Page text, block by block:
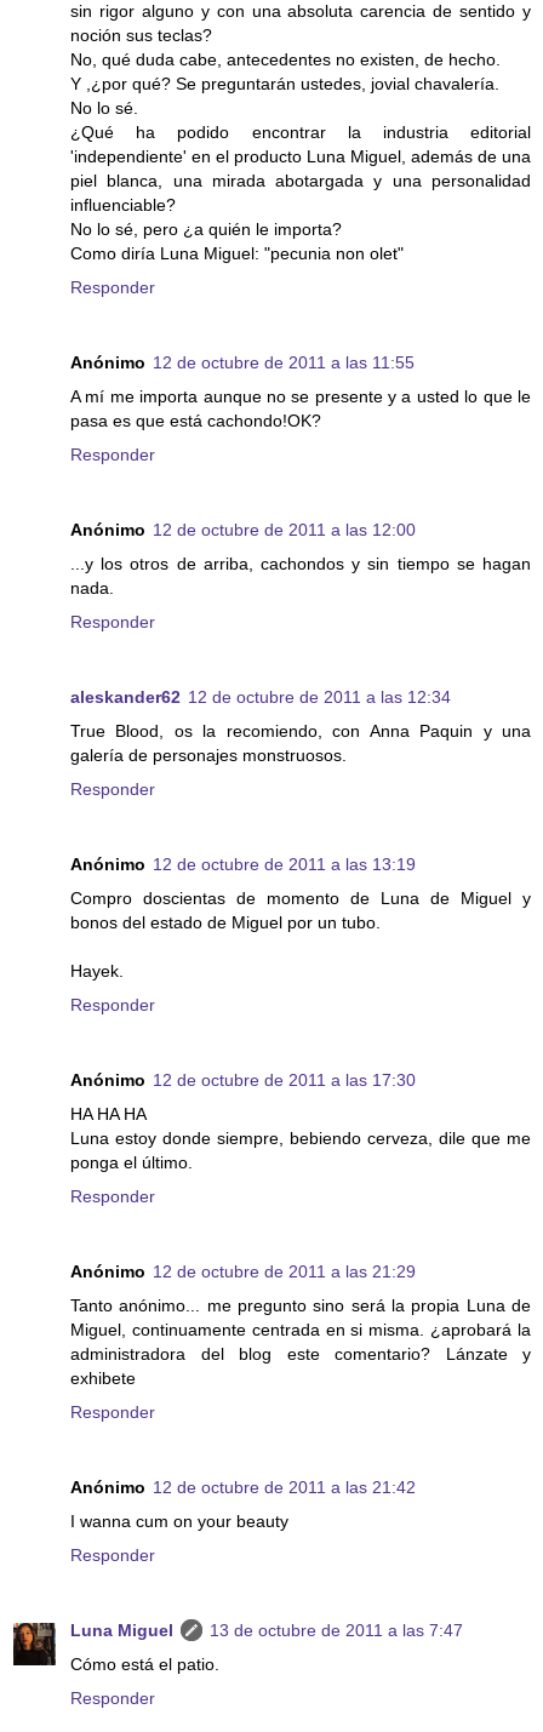
sin rigor alguno y con una absoluta carencia de sentido y
noción sus teclas?
No, qué duda cabe, antecedentes no existen, de hecho.
Y ,¿por qué? Se preguntarán ustedes, jovial chavalería.
No lo sé.
¿Qué ha podido encontrar la industria editorial
'independiente' en el producto Luna Miguel, además de una
piel blanca, una mirada abotargada y una personalidad
influenciable?
No lo sé, pero ¿a quién le importa?
Como diría Luna Miguel: "pecunia non olet"
Responder
Anónimo 12 de octubre de 2011 a las 11:55
A mí me importa aunque no se presente y a usted lo que le
pasa es que está cachondo!OK?
Responder
Anónimo 12 de octubre de 2011 a las 12:00
...y los otros de arriba, cachondos y sin tiempo se hagan
nada.
Responder
aleskander62 12 de octubre de 2011 a las 12:34
True Blood, os la recomiendo, con Anna Paquin y una
galería de personajes monstruosos.
Responder
Anónimo 12 de octubre de 2011 a las 13:19
Compro doscientas de momento de Luna de Miguel y
bonos del estado de Miguel por un tubo.
Hayek.
Responder
Anónimo 12 de octubre de 2011 a las 17:30
HA HA HA
Luna estoy donde siempre, bebiendo cerveza, dile que me
ponga el último.
Responder
Anónimo 12 de octubre de 2011 a las 21:29
Tanto anónimo... me pregunto sino será la propia Luna de
Miguel, continuamente centrada en si misma. ¿aprobará la
administradora del blog este comentario? Lánzate y
exhibete
Responder
Anónimo 12 de octubre de 2011 a las 21:42
I wanna cum on your beauty
Responder
Luna Miguel
13 de octubre de 2011 a las 7:47
Cómo está el patio.
Responder